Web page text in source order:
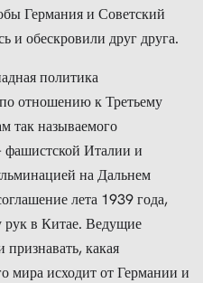
Германия и Советский
и обескровили друг друга.
политика
отношению к Третьему
так называемого
фашистской Италии и
на Дальнем
лета 1939 года,
рук в Китае. Ведущие
какая
мира исходит от Германии и